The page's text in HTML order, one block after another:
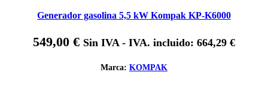
Generador gasolina 5,5 kW Kompak KP-K6000
549,00 € Sin IVA - IVA. incluido: 664,29 €
Marca: KOMPAK